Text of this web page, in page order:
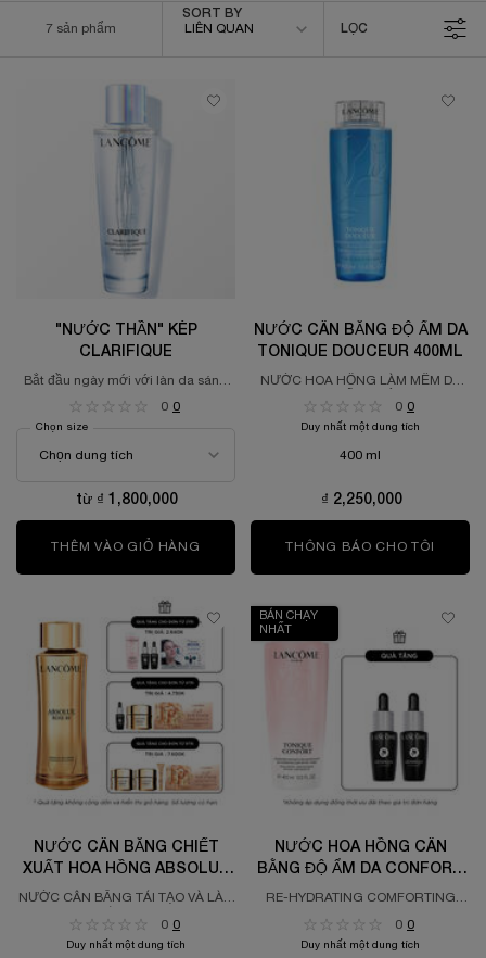
7 sản phẩm
Sort by
LIÊN QUAN
SORT BY
LỌC
FILTER MENU
"NƯỚC THẦN" KÉP
CLARIFIQUE
Bắt đầu ngày mới với làn da sáng
0 0
Chọn size
từ ₫ 1,800,000
THÊM VÀO GIỎ HÀNG "NƯỚC THẦN" KÉP CLARIFIQUE
NƯỚC CÂN BẰNG ĐỘ ẨM DA
TONIQUE DOUCEUR 400ML
NƯỚC HOA HỒNG LÀM MỀM DA
0 0
Duy nhất một dung tích
400 ml
₫ 2,250,000
THÔNG BÁO CHO TÔI
NƯỚC CÂN BẰNG CHIẾT
XUẤT HOA HỒNG ABSOLUE
ROSE 80
NƯỚC CÂN BẰNG TÁI TẠO VÀ LÀM
0 0
Duy nhất một dung tích
BÁN CHẠY
NHẤT
NƯỚC HOA HỒNG CÂN
BẰNG ĐỘ ẨM DA CONFORT
TONIQUE 400ML
RE-HYDRATING COMFORTING
0 0
Duy nhất một dung tích